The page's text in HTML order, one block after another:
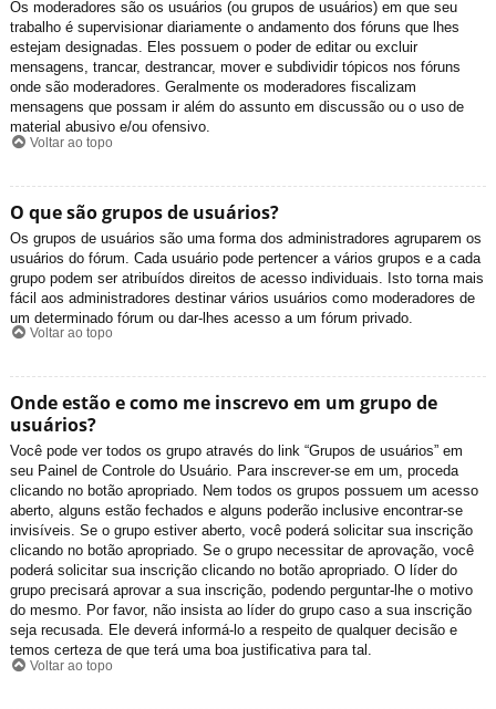
Os moderadores são os usuários (ou grupos de usuários) em que seu
trabalho é supervisionar diariamente o andamento dos fóruns que lhes
estejam designadas. Eles possuem o poder de editar ou excluir
mensagens, trancar, destrancar, mover e subdividir tópicos nos fóruns
onde são moderadores. Geralmente os moderadores fiscalizam
mensagens que possam ir além do assunto em discussão ou o uso de
material abusivo e/ou ofensivo.
Voltar ao topo
O que são grupos de usuários?
Os grupos de usuários são uma forma dos administradores agruparem os
usuários do fórum. Cada usuário pode pertencer a vários grupos e a cada
grupo podem ser atribuídos direitos de acesso individuais. Isto torna mais
fácil aos administradores destinar vários usuários como moderadores de
um determinado fórum ou dar-lhes acesso a um fórum privado.
Voltar ao topo
Onde estão e como me inscrevo em um grupo de
usuários?
Você pode ver todos os grupo através do link “Grupos de usuários” em
seu Painel de Controle do Usuário. Para inscrever-se em um, proceda
clicando no botão apropriado. Nem todos os grupos possuem um acesso
aberto, alguns estão fechados e alguns poderão inclusive encontrar-se
invisíveis. Se o grupo estiver aberto, você poderá solicitar sua inscrição
clicando no botão apropriado. Se o grupo necessitar de aprovação, você
poderá solicitar sua inscrição clicando no botão apropriado. O líder do
grupo precisará aprovar a sua inscrição, podendo perguntar-lhe o motivo
do mesmo. Por favor, não insista ao líder do grupo caso a sua inscrição
seja recusada. Ele deverá informá-lo a respeito de qualquer decisão e
temos certeza de que terá uma boa justificativa para tal.
Voltar ao topo